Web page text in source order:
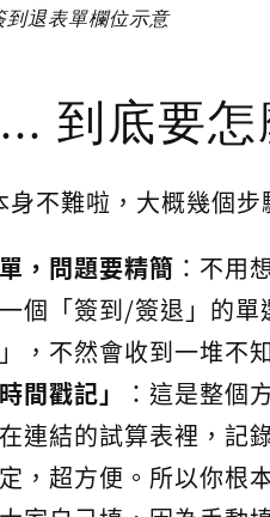
到退表單欄位示意
到底要怎
身不難啦，大概幾個
，問題要精簡 ：不用
個「簽到/簽退」的
」，不然會收到一堆不
間戳記」
：這是整個
連結的試算表裡，記
，超方便。所以你根